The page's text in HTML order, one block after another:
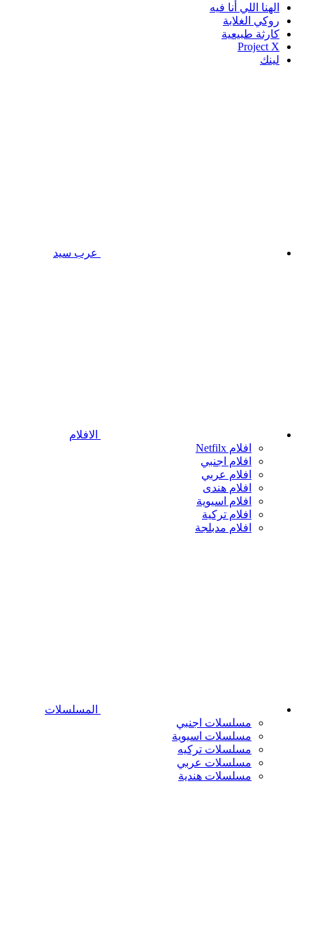
الهنا اللي أنا فيه
روكي الغلابة
كارثة طبيعية
Project X
لينك
عرب سيد
الافلام
افلام Netfilx
افلام اجنبي
افلام عربي
افلام هندى
افلام اسيوية
افلام تركية
افلام مدبلجة
المسلسلات
مسلسلات اجنبي
مسلسلات اسيوية
مسلسلات تركيه
مسلسلات عربي
مسلسلات هندية